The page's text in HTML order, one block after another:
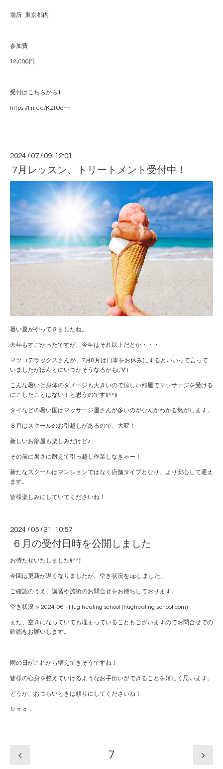
場所 東京都内
参加費
18,000円
受付はこちらから⬇️
https://lin.ee/KZfUcrm
2024 /07 /09 12:01
7月レッスン、トリートメント受付中！
暑い夏がやってきましたね。
去年もすごかったですが、今年はそれ以上だとか・・・
マツコデラックスさんが、7月8月は日本をお休みにするといいって言って
いましたがほんとにいつかそうなるかも(;'∀')
こんな暑いと身体のダメージも大きいので涼しい部屋でマッサージを受ける
にこしたことはない！と思うのです!(^^)!
タイなどの暑い国はマッサージ屋さんが多いのがなんかわかる気がします。
８月はスクールのお引越しがあるので、大変！
新しいお部屋も楽しみだけど♪
その前に暑さに耐えて引っ越し作業しなきゃー！
新たなスクールはマンションではなく店舗タイプとなり、より安心して通え
ます。
皆様楽しみにしていてくださいね！
2024 /05 /31 10:57
６月の受付日時を公開しました
お待たせいたしました!(^^)!
今回は更新が遅くなりましたが、空き状況をupしました。
ご確認のうえ、講習や施術のお問合せをお待ちしております。
空き状況 > 2024-06 - Hug healing school (hughealing-school.com)
また、空きになっていても埋まっていることもございますのでお問合せでの
確認をお願いします。
雨の日がこれから増えてきそうですね！
皆様の心身を整えていけるようなお手伝いができることを嬉しく思います。
どうか、おつらいときは頼りにしてくださいね！
Ｕｎｏ．
7